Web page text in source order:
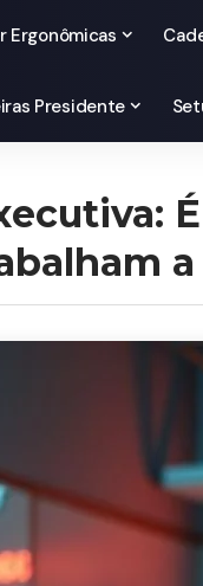
Ergonômicas
Presidente